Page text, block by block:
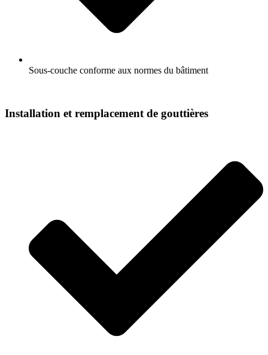
Sous-couche conforme aux normes du bâtiment
Installation et remplacement de gouttières